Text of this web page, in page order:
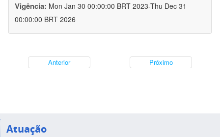
Vigência: Mon Jan 30 00:00:00 BRT 2023-Thu Dec 31
00:00:00 BRT 2026
Anterior Próximo
Atuação